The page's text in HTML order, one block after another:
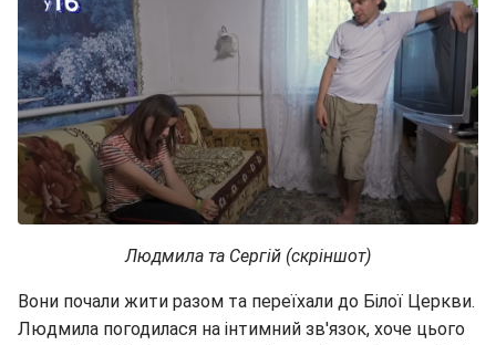
Людмила та Сергій (скріншот)
Вони почали жити разом та переїхали до Білої Церкви.
Людмила погодилася на інтимний зв'язок, хоче цього